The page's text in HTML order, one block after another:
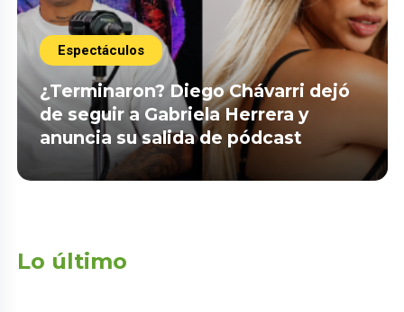
Espectáculos
¿Terminaron? Diego Chávarri dejó
de seguir a Gabriela Herrera y
anuncia su salida de pódcast
Lo último